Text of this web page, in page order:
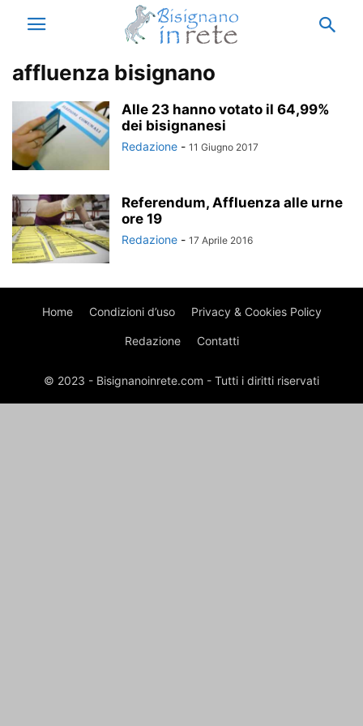
affluenza bisignano
Alle 23 hanno votato il 64,99%
dei bisignanesi
Redazione - 11 Giugno 2017
Referendum, Affluenza alle urne
ore 19
Redazione - 17 Aprile 2016
Home Condizioni d’uso Privacy & Cookies Policy
Redazione Contatti
© 2023 - Bisignanoinrete.com - Tutti i diritti riservati